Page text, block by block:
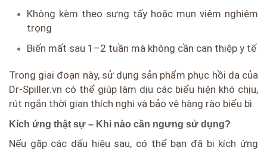
Không kèm theo sưng tấy hoặc mụn viêm nghiêm
trọng
Biến mất sau 1–2 tuần mà không cần can thiệp y tế
Trong giai đoạn này, sử dụng sản phẩm phục hồi da của
Dr-Spiller.vn có thể giúp làm dịu các biểu hiện khó chịu,
rút ngắn thời gian thích nghi và bảo vệ hàng rào biểu bì.
Kích ứng thật sự – Khi nào cần ngưng sử dụng?
Nếu gặp các dấu hiệu sau, có thể bạn đã bị kích ứng